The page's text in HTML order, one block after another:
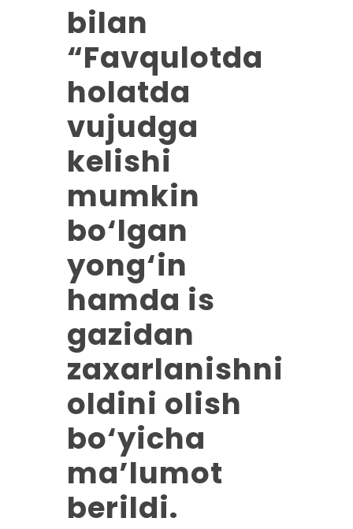
bilan
“Favqulotda
holatda
vujudga
kelishi
mumkin
bo‘lgan
yong‘in
hamda is
gazidan
zaxarlanishni
oldini olish
bo‘yicha
ma’lumot
berildi.